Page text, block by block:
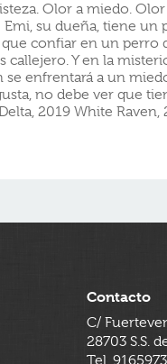
Olor a miedo. Olor
su dueña, tiene un
confiar en un perro
Y en la
se enfrentará a un
no debe ver que
2019 White Raven,
Contacto
C/
28703 S.S.
Tel.